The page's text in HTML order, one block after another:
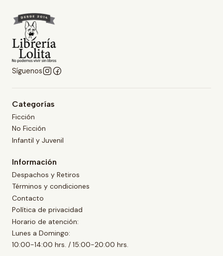
Síguenos
Categorías
Ficción
No Ficción
Infantil y Juvenil
Información
Despachos y Retiros
Términos y condiciones
Contacto
Política de privacidad
Horario de atención:
Lunes a Domingo:
10:00-14:00 hrs. / 15:00-20:00 hrs.